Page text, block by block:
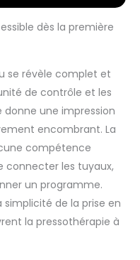
à la maison
traitement
du
favorise le
pour les
médicaux
tels
troubles
les
dès la première
se révèle complet et
de contrôle et les
donne une impression
encombrant. La
compétence
connecter les tuyaux,
un programme.
simplicité de la prise en
la pressothérapie à